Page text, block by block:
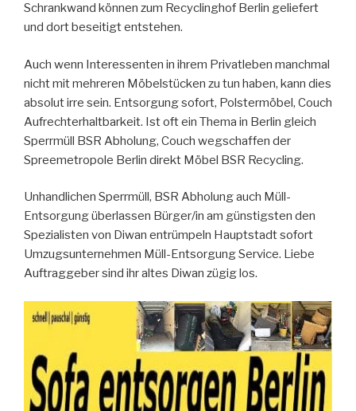
Schrankwand können zum Recyclinghof Berlin geliefert
und dort beseitigt entstehen.
Auch wenn Interessenten in ihrem Privatleben manchmal
nicht mit mehreren Möbelstücken zu tun haben, kann dies
absolut irre sein. Entsorgung sofort, Polstermöbel, Couch
Aufrechterhaltbarkeit. Ist oft ein Thema in Berlin gleich
Sperrmüll BSR Abholung, Couch wegschaffen der
Spreemetropole Berlin direkt Möbel BSR Recycling.
Unhandlichen Sperrmüll, BSR Abholung auch Müll-
Entsorgung überlassen Bürger/in am günstigsten den
Spezialisten von Diwan entrümpeln Hauptstadt sofort
Umzugsunternehmen Müll-Entsorgung Service. Liebe
Auftraggeber sind ihr altes Diwan zügig los.